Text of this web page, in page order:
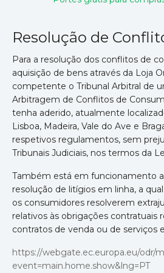
Resolução de
Para a resolução dos conflitos de
aquisição de bens através da Loja
competente o Tribunal Arbitral de
Arbitragem de Conflitos de
tenha aderido, atualmente
Lisboa, Madeira, Vale do Ave e
respetivos regulamentos, sem
Tribunais Judiciais, nos termos da
Também está em funcionamento
resolução de litígios em linha, a
os consumidores resolverem
relativos às obrigações contratuais
contratos de venda ou de serviços
https://webgate.ec.europa.eu/odr/
event=main.home.show&lng=PT